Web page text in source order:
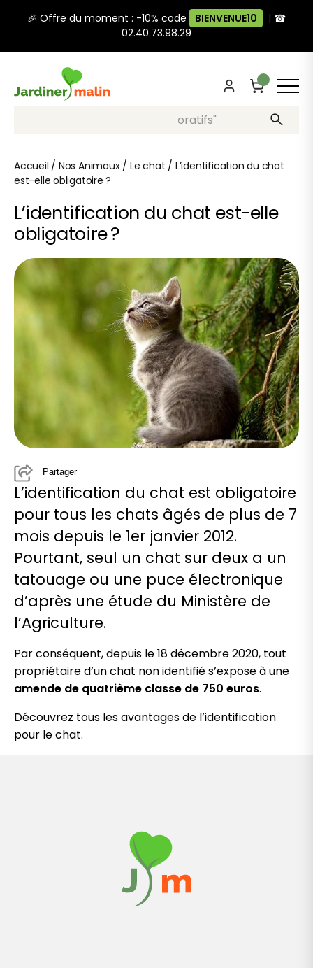
🎉 Offre du moment : -10% code BIENVENUE10 | ☎
02.40.73.98.29
Recherche, ex: "pots décoratifs"
Accueil / Nos Animaux/ Le chat / L’identification du chat
est-elle obligatoire ?
L’identification du chat est-elle
obligatoire ?
Partager
L’identification du chat est obligatoire
pour tous les chats âgés de plus de 7
mois depuis le 1er janvier 2012.
Pourtant, seul un chat sur deux a un
tatouage ou une puce électronique
d’après une étude du Ministère de
l’Agriculture.
Par conséquent, depuis le 18 décembre 2020, tout
propriétaire d’un chat non identifié s’expose à une
amende de quatrième classe de 750 euros.
Découvrez tous les avantages de l’identification
pour le chat.